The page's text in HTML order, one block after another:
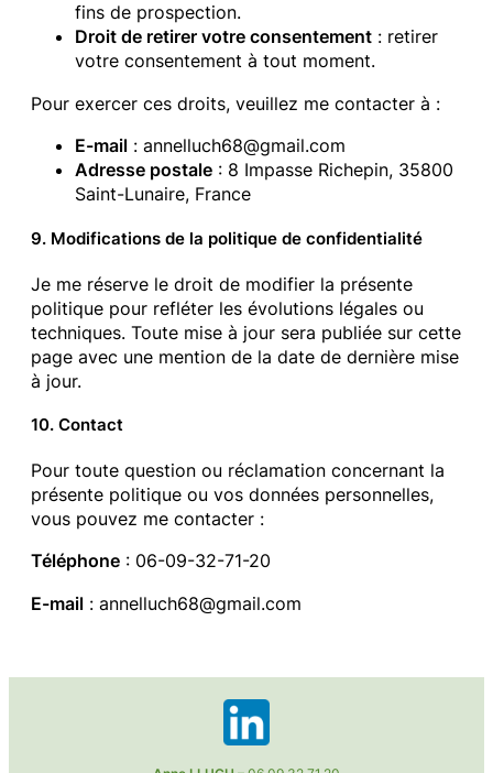
fins de prospection.
Droit de retirer votre consentement : retirer
votre consentement à tout moment.
Pour exercer ces droits, veuillez me contacter à :
E-mail : annelluch68@gmail.com
Adresse postale : 8 Impasse Richepin, 35800
Saint-Lunaire, France
9. Modifications de la politique de confidentialité
Je me réserve le droit de modifier la présente
politique pour refléter les évolutions légales ou
techniques. Toute mise à jour sera publiée sur cette
page avec une mention de la date de dernière mise
à jour.
10. Contact
Pour toute question ou réclamation concernant la
présente politique ou vos données personnelles,
vous pouvez me contacter :
Téléphone : 06-09-32-71-20
E-mail : annelluch68@gmail.com